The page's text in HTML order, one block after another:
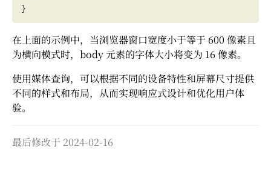
在上面的示例中，当浏览器窗口宽度小于等于 600 像素且
为横向模式时，body 元素的字体大小将变为 16 像素。
使用媒体查询，可以根据不同的设备特性和屏幕尺寸提供
不同的样式和布局，从而实现响应式设计和优化用户体
验。
最后修改于 2024-02-16